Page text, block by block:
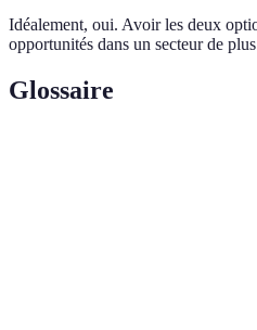
Idéalement, oui. Avoir les deux
opportunités dans un secteur de
Glossaire